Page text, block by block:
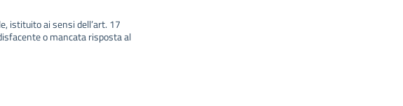
istituito ai sensi dell’art. 17
o mancata risposta al